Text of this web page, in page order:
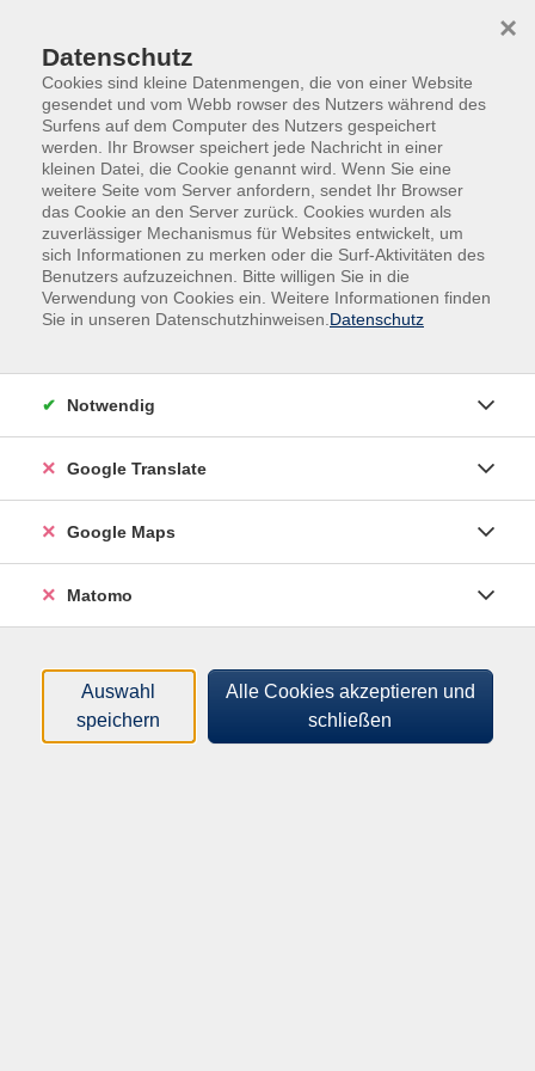
Gallerie
1 2 Next
Datenschutz
Cookies sind kleine Datenmengen, die von einer Website
gesendet und vom Webb rowser des Nutzers während des
Surfens auf dem Computer des Nutzers gespeichert
werden. Ihr Browser speichert jede Nachricht in einer
kleinen Datei, die Cookie genannt wird. Wenn Sie eine
weitere Seite vom Server anfordern, sendet Ihr Browser
das Cookie an den Server zurück. Cookies wurden als
zuverlässiger Mechanismus für Websites entwickelt, um
sich Informationen zu merken oder die Surf-Aktivitäten des
Benutzers aufzuzeichnen. Bitte willigen Sie in die
Verwendung von Cookies ein. Weitere Informationen finden
Sie in unseren Datenschutzhinweisen. Datenschutz
×
Notwendig
Google Translate
Google Maps
Matomo
Auswahl
speichern
Alle Cookies akzeptieren und
schließen